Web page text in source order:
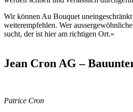
Wir können Au Bouquet
weiterempfehlen. Wer
sucht, der ist hier am richtigen Ort.»
Jean Cron AG –
Patrice Cron